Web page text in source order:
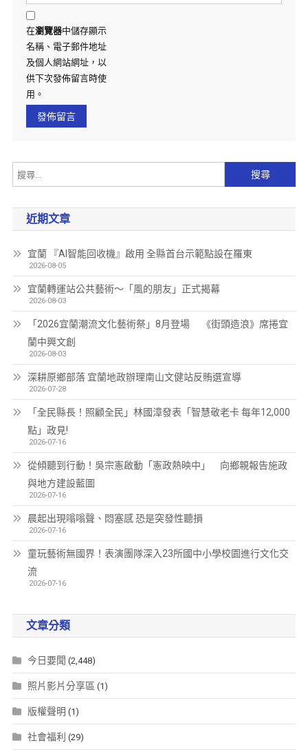
在瀏覽器中儲存顯示
名稱、電子郵件地址
及個人網站網址，以
供下次發佈留言時使
用。
近期文章
宜蘭 『AI智能回收機』啟用 全縣首台示範點設在羅東
2026-08-05
宜蘭轉運站公共藝術～「風的朋友」正式揭幕
2026-08-03
「2026宜蘭潮流文化藝術祭」8月登場 《街頭造浪》席捲宜
蘭中興文創
2026-08-03
深耕原鄉部落 宜蘭地政辦理南山文健站反賄選宣導
2026-07-28
「全民縣長！照顧全民」林國漳發表「智慧敬老卡 每年12,000
點」政見!
2026-07-16
從傾聽到行動！吳宗憲啟動「憲政熱映中」 向鄉親報告施政
與地方建設藍圖
2026-07-16
晨起出現嗡嗡聲、悶塞感 恐是突發性聽損
2026-07-16
童玩藝術無國界！表演團隊深入23所國中小學校園進行文化交
流
2026-07-16
文章分類
今日要聞 (2,448)
照片影片分享區 (1)
版權聲明 (1)
社會福利 (29)